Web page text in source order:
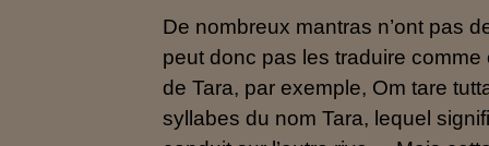
De nombreux mantras n’ont pas
peut donc pas les traduire
de Tara, par exemple, Om tare
syllabes du nom Tara, lequel